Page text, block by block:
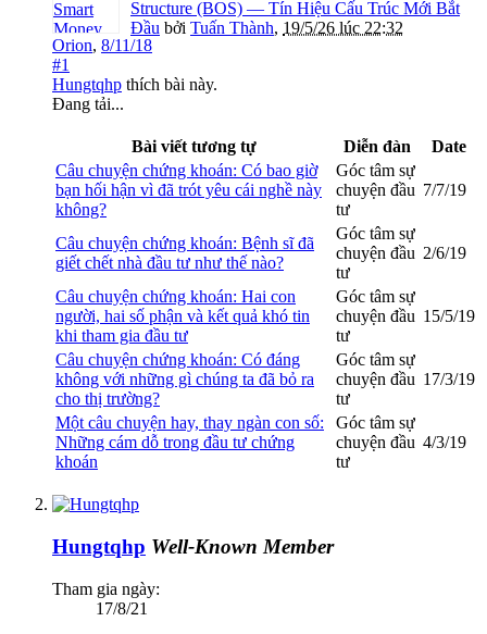
Structure (BOS) — Tín Hiệu Cấu Trúc Mới Bắt
Đầu bởi Tuấn Thành, 19/5/26 lúc 22:32
Orion, 8/11/18
#1
Hungtqhp thích bài này.
Đang tải...
Bài viết tương tự Diễn đàn
Date
Câu chuyện chứng khoán: Có bao giờ
bạn hối hận vì đã trót yêu cái nghề này
không?
Góc tâm sự
chuyện đầu
tư
7/7/19
Câu chuyện chứng khoán: Bệnh sĩ đã
giết chết nhà đầu tư như thế nào?
Góc tâm sự
chuyện đầu
tư
2/6/19
Câu chuyện chứng khoán: Hai con
người, hai số phận và kết quả khó tin
khi tham gia đầu tư
Góc tâm sự
chuyện đầu
tư
15/5/19
Câu chuyện chứng khoán: Có đáng
không với những gì chúng ta đã bỏ ra
cho thị trường?
Góc tâm sự
chuyện đầu
tư
17/3/19
Một câu chuyện hay, thay ngàn con số:
Những cám dỗ trong đầu tư chứng
khoán
Góc tâm sự
chuyện đầu
tư
4/3/19
Hungtqhp Well-Known Member
Tham gia ngày:
17/8/21